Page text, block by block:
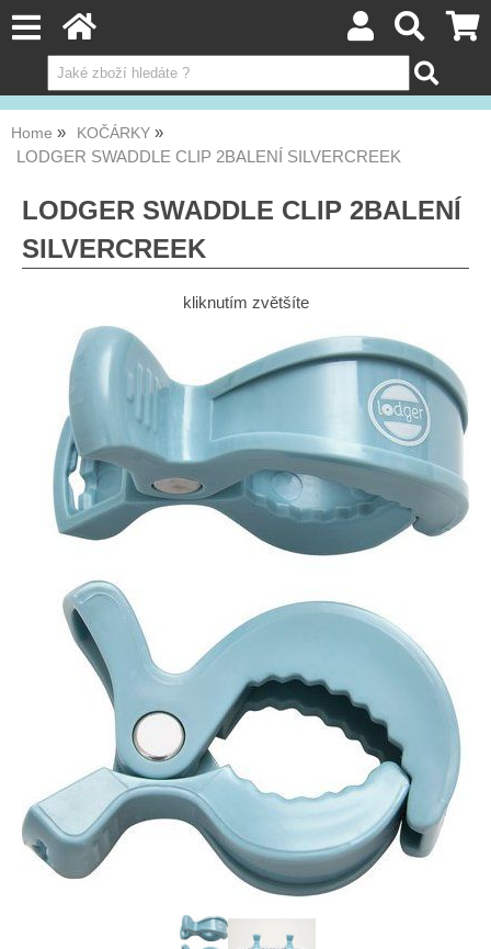
Home KOČÁRKY
LODGER SWADDLE CLIP 2BALENÍ SILVERCREEK
LODGER SWADDLE CLIP 2BALENÍ
SILVERCREEK
kliknutím zvětšíte